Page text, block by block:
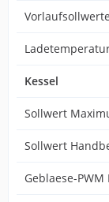
Kessel
Sollwert
Sollwert
Geblaese-